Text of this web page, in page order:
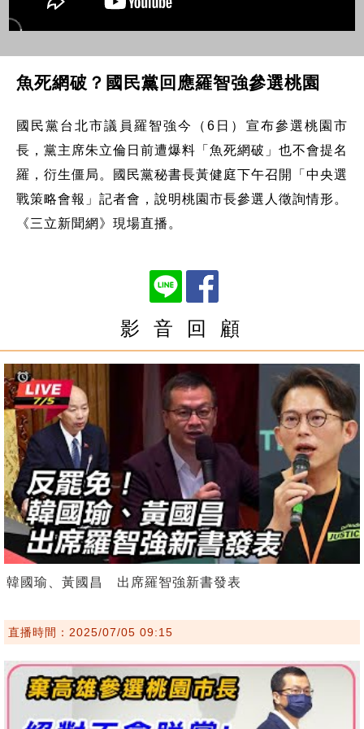
魚死網破？國民黨回應羅智強參選桃園
國民黨台北市議員羅智強今（6日）宣布參選桃園市
長，黨主席朱立倫日前遭爆料「魚死網破」也不會提名
羅，衍生僵局。國民黨秘書長黃健庭下午召開「中央選
戰策略會報」記者會，說明桃園市長參選人徵詢情形。
《三立新聞網》現場直播。
影 音 回 顧
韓國瑜、黃國昌 出席羅智強新書發表
直播時間：2025/07/05 09:15